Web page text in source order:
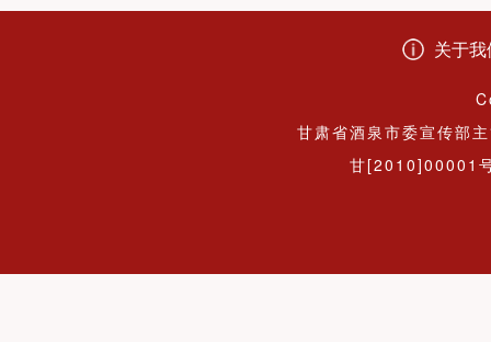
关于我
甘肃省酒泉市委宣传部
甘[2010]00001